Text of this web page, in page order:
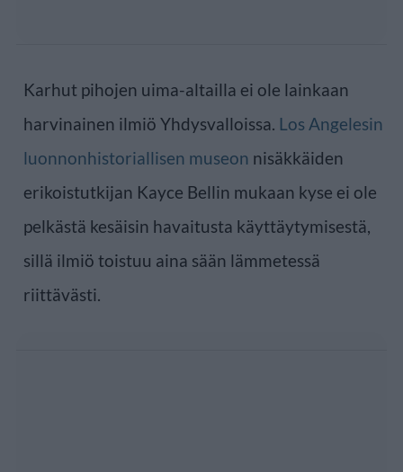
Karhut pihojen uima-altailla ei ole lainkaan
harvinainen ilmiö Yhdysvalloissa. Los Angelesin
luonnonhistoriallisen museon nisäkkäiden
erikoistutkijan Kayce Bellin mukaan kyse ei ole
pelkästä kesäisin havaitusta käyttäytymisestä,
sillä ilmiö toistuu aina sään lämmetessä
riittävästi.